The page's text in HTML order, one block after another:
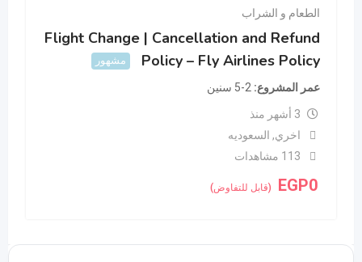
الطعام و الشراب
Flight Change | Cancellation and Refund
Policy – Fly Airlines Policy
مشهور
عمر المشروع 2-5 سنين
3 أشهر منذ
اخري, السعوديه
113 مشاهدات
EGP0 (قابل للتفاوض)